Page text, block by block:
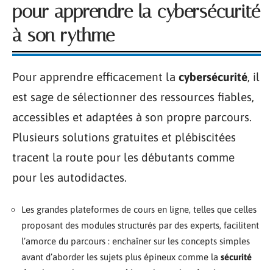
pour apprendre la cybersécurité
à son rythme
Pour apprendre efficacement la cybersécurité, il
est sage de sélectionner des ressources fiables,
accessibles et adaptées à son propre parcours.
Plusieurs solutions gratuites et plébiscitées
tracent la route pour les débutants comme
pour les autodidactes.
Les grandes plateformes de cours en ligne, telles que celles
proposant des modules structurés par des experts, facilitent
l’amorce du parcours : enchaîner sur les concepts simples
avant d’aborder les sujets plus épineux comme la sécurité